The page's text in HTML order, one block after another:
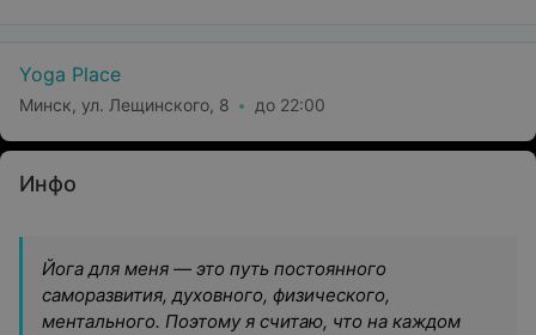
Yoga Place
Минск, ул. Лещинского, 8 до 22:00
Инфо
Йога для меня — это путь постоянного
саморазвития, духовного, физического,
ментального. Поэтому я считаю, что на каждом